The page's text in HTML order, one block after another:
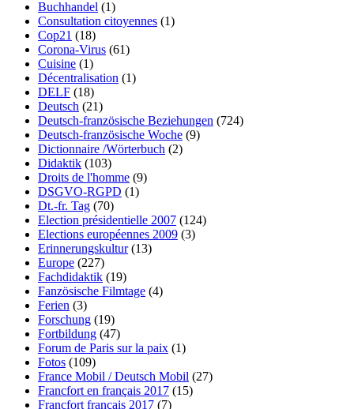
Buchhandel (1)
Consultation citoyennes (1)
Cop21 (18)
Corona-Virus (61)
Cuisine (1)
Décentralisation (1)
DELF (18)
Deutsch (21)
Deutsch-französische Beziehungen (724)
Deutsch-französische Woche (9)
Dictionnaire /Wörterbuch (2)
Didaktik (103)
Droits de l'homme (9)
DSGVO-RGPD (1)
Dt.-fr. Tag (70)
Election présidentielle 2007 (124)
Elections européennes 2009 (3)
Erinnerungskultur(13)
Europe (227)
Fachdidaktik (19)
Fanzösische Filmtage (4)
Ferien (3)
Forschung (19)
Fortbildung (47)
Forum de Paris sur la paix (1)
Fotos (109)
France Mobil / Deutsch Mobil (27)
Francfort en français 2017 (15)
Francfort français 2017 (7)